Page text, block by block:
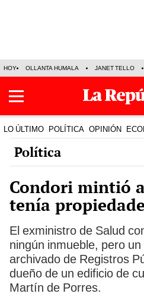
HOY OLLANTA HUMALA JANET TELLO
LO ÚLTIMO POLÍTICA OPINIÓN
Política
Condori mintió
tenía
El exministro de Salud
ningún inmueble, pero
archivado de Registros
dueño de un edificio de
Martín de Porres.